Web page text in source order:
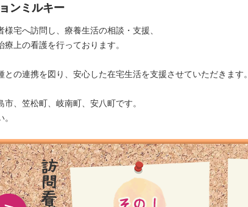
ンミルキー
宅へ訪問し、療養生活の相談・支援、
上の看護を行っております。
の連携を図り、安心した在宅生活を支援させていただきます。
、笠松町、岐南町、安八町です。